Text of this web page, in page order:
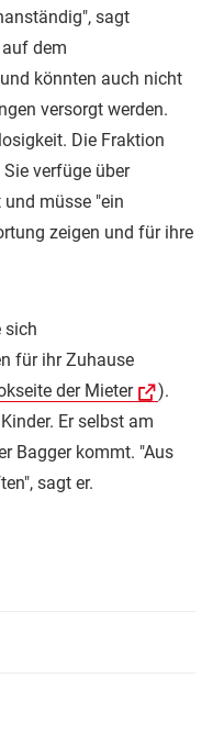
sagt
dem
könnten auch nicht
versorgt werden.
Die Fraktion
verfüge über
müsse "ein
zeigen und für ihre
sich
für ihr Zuhause
der Mieter
).
Er selbst am
Bagger kommt. "Aus
sagt er.